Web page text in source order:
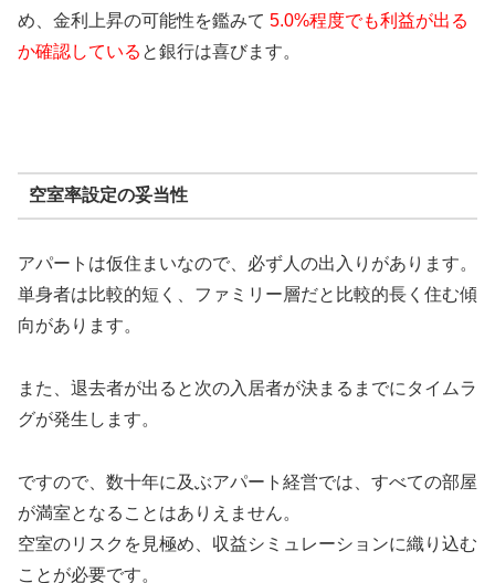
め、金利上昇の可能性を鑑みて 5.0%程度でも利益が出る
か確認している と銀行は喜びます。
空室率設定の妥当性
アパートは仮住まいなので、必ず人の出入りがあります。
単身者は比較的短く、ファミリー層だと比較的長く住む傾
向があります。
また、退去者が出ると次の入居者が決まるまでにタイムラ
グが発生します。
ですので、数十年に及ぶアパート経営では、すべての部屋
が満室となることはありえません。
空室のリスクを見極め、収益シミュレーションに織り込む
ことが必要です。